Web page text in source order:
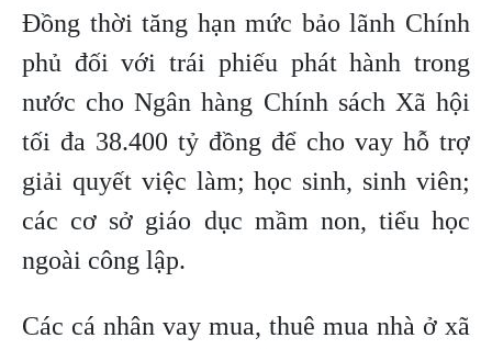
Đồng thời tăng hạn mức bảo lãnh Chính
phủ đối với trái phiếu phát hành trong
nước cho Ngân hàng Chính sách Xã hội
tối đa 38.400 tỷ đồng để cho vay hỗ trợ
giải quyết việc làm; học sinh, sinh viên;
các cơ sở giáo dục mầm non, tiểu học
ngoài công lập.
Các cá nhân vay mua, thuê mua nhà ở xã